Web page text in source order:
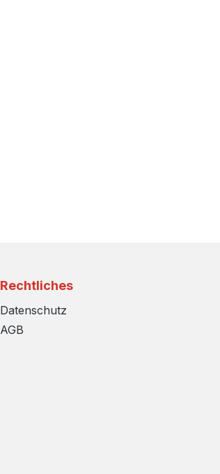
Rechtliches
Datenschutz
AGB